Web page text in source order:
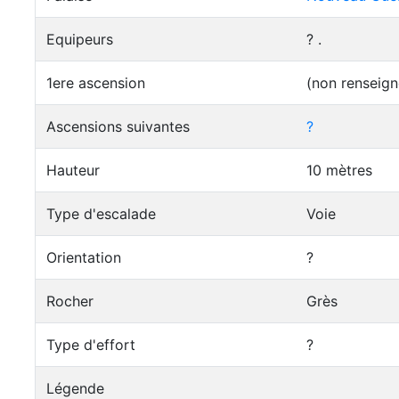
Equipeurs ? .
1ere ascension (non
Ascensions suivantes ?
Hauteur 10 mètres
Type d'escalade Voie
Orientation ?
Rocher Grès
Type d'effort ?
Légende